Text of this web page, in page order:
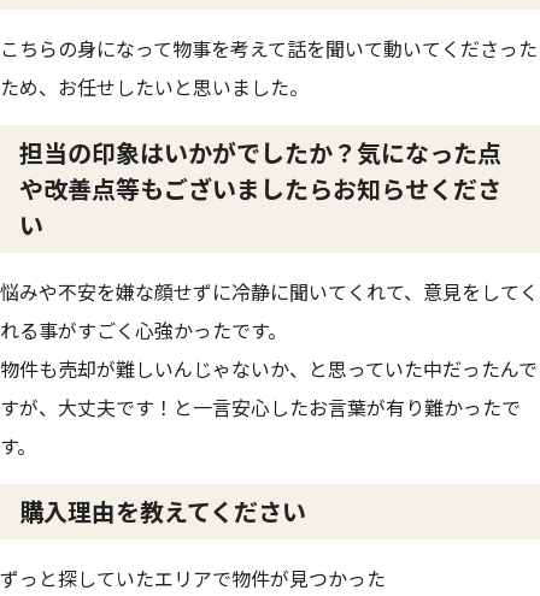
こちらの身になって物事を考えて話を聞いて動いてくださった
ため、お任せしたいと思いました。
担当の印象はいかがでしたか？気になった点
や改善点等もございましたらお知らせくださ
い
悩みや不安を嫌な顔せずに冷静に聞いてくれて、意見をしてく
れる事がすごく心強かったです。
物件も売却が難しいんじゃないか、と思っていた中だったんで
すが、大丈夫です！と一言安心したお言葉が有り難かったで
す。
購入理由を教えてください
ずっと探していたエリアで物件が見つかった